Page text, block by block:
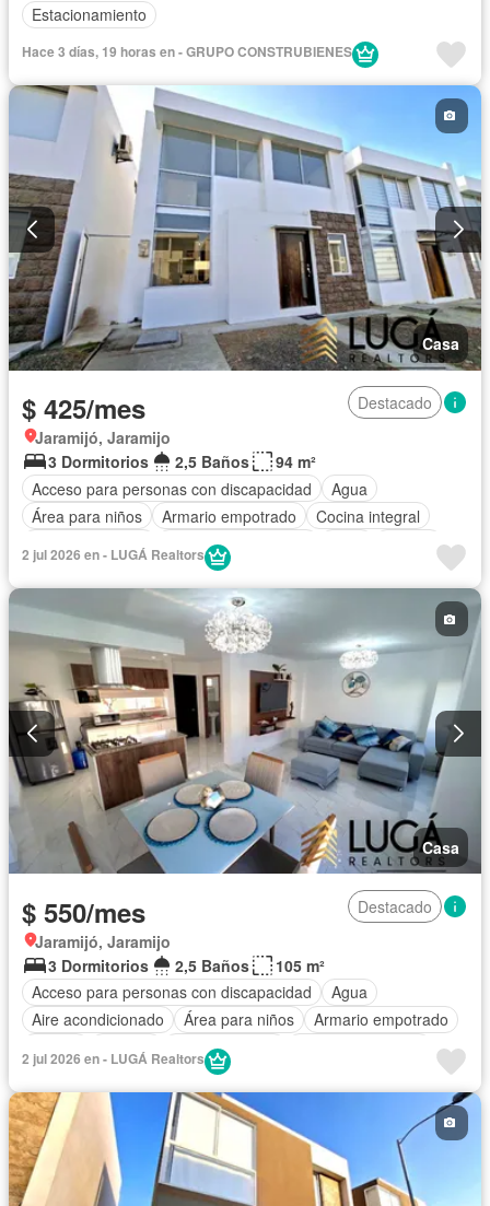
Estacionamiento
Hace 3 días, 19 horas en - GRUPO CONSTRUBIENES
Casa
$ 425/mes
Destacado
Jaramijó, Jaramijo
3 Dormitorios
2,5 Baños
94 m²
Acceso para personas con discapacidad
Agua
Área para niños
Armario empotrado
Cocina integral
Estacionamiento
Garita de guardianía
Seguridad
Sin amoblar
2 jul 2026 en - LUGÁ Realtors
Casa
$ 550/mes
Destacado
Jaramijó, Jaramijo
3 Dormitorios
2,5 Baños
105 m²
Acceso para personas con discapacidad
Agua
Aire acondicionado
Área para niños
Armario empotrado
Bodega Cocina integral
Electricidad
Estacionamiento
Internet
Patio Piscina Conserje
Completamente amoblado
2 jul 2026 en - LUGÁ Realtors